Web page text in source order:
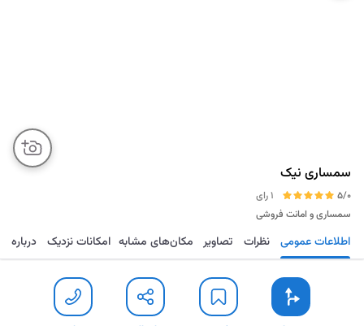
سمساری نیک
5/0
1 رای
سمساری و امانت فروشی
مسیریابی ذخیره ارسال تماس اطلاعات عمومی نظرات تصاویر مکان‌های مشابه امکانات نزدیک درباره